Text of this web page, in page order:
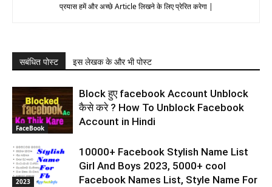
प्रयास हमें और अच्छे Article लिखने के लिए प्रेरित करेगा |
सबंधित पोस्ट इस लेखक के और भी पोस्ट
FaceBook
Block हुए facebook Account Unblock
कैसे करे ? How To Unblock Facebook
Account in Hindi
2023
10000+ Facebook Stylish Name List
Girl And Boys 2023, 5000+ cool
Facebook Names List, Style Name For